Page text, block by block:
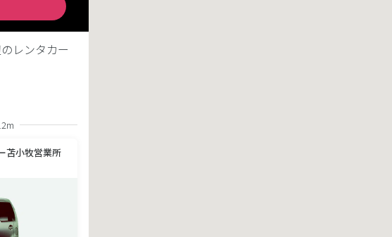
レンタカー
苫小牧営業所